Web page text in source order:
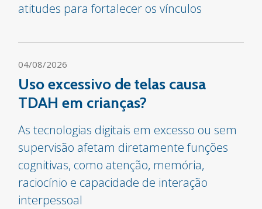
atitudes para fortalecer os vínculos
04/08/2026
Uso excessivo de telas causa
TDAH em crianças?
As tecnologias digitais em excesso ou sem
supervisão afetam diretamente funções
cognitivas, como atenção, memória,
raciocínio e capacidade de interação
interpessoal